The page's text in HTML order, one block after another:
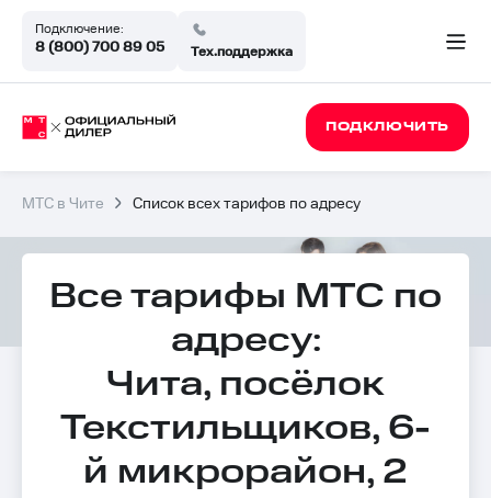
Подключение:
8 (800) 700 89 05 Тех.поддержка
ПОДКЛЮЧИТЬ
МТС в Чите Список всех тарифов по адресу
Все тарифы МТС по
адресу:
Чита, посёлок
Текстильщиков, 6-
й микрорайон, 2